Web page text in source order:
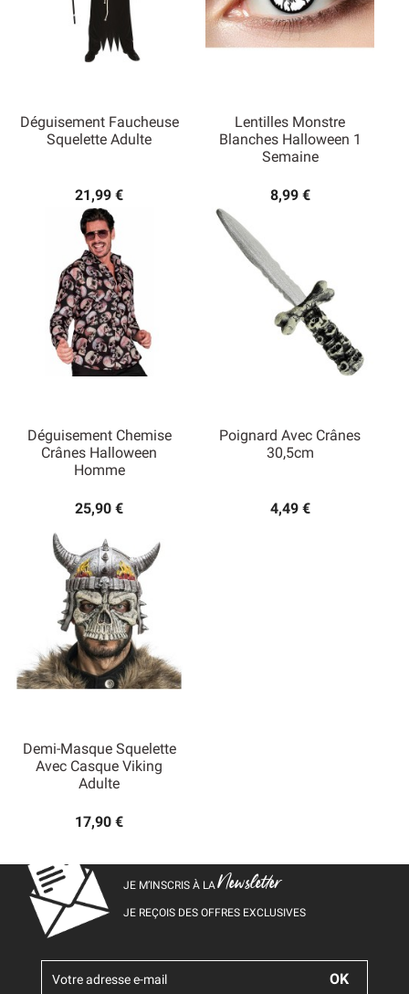
Déguisement Faucheuse
Squelette Adulte
21,99 €
Lentilles Monstre
Blanches Halloween 1
Semaine
8,99 €
Déguisement Chemise
Crânes Halloween
Homme
25,90 €
Poignard Avec Crânes
30,5cm
4,49 €
Demi-Masque Squelette
Avec Casque Viking
Adulte
17,90 €
JE M’INSCRIS À LANewsletter
JE REÇOIS DES OFFRES EXCLUSIVES